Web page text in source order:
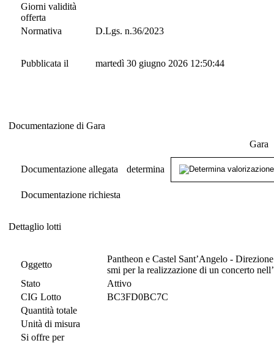
Giorni validità
offerta
Normativa
D.Lgs. n.36/2023
Pubblicata il martedì 30 giugno 2026 12:50:44
Documentazione di Gara
Gara
Documentazione allegata determina
Documentazione richiesta
Dettaglio lotti
Oggetto
Pantheon e Castel Sant’Angelo -
smi per la realizzazione di un concerto
Stato
Attivo
CIG Lotto
BC3FD0BC7C
Quantità totale
Unità di misura
Si offre per